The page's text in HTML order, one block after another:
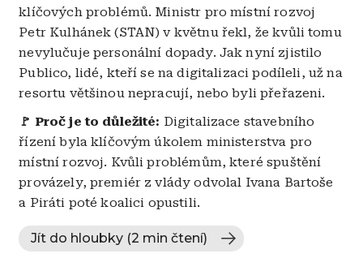
klíčových problémů. Ministr pro místní rozvoj
Petr Kulhánek (STAN) v květnu řekl, že kvůli tomu
nevylučuje personální dopady. Jak nyní zjistilo
Publico, lidé, kteří se na digitalizaci podíleli, už na
resortu většinou nepracují, nebo byli přeřazeni.
🚩 Proč je to důležité: Digitalizace stavebního
řízení byla klíčovým úkolem ministerstva pro
místní rozvoj. Kvůli problémům, které spuštění
provázely, premiér z vlády odvolal Ivana Bartoše
a Piráti poté koalici opustili.
Jít do hloubky (2 min čtení)